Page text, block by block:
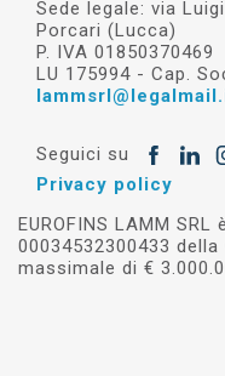
Sede legale: via
Porcari (Lucca)
P. IVA 01850370469
LU 175994 - Cap.
Seguici su
Privacy policy
EUROFINS LAMM
00034532300433
massimale di €